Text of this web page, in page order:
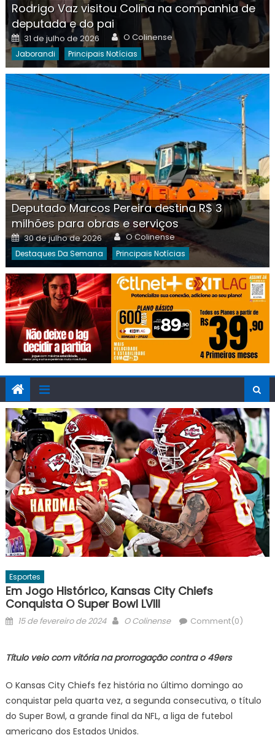
Rodrigo Vaz visitou Colina na companhia de
deputada e do pai
Posted
on
31 de julho de 2026 Author
O Colinense
Jaborandi Principais Notícias
Deputado Marcos Pereira destina R$ 3
milhões para obras e serviços
Posted
on
30 de julho de 2026 Author
O Colinense
Destaques Da Semana Principais Notícias
Esportes
Em Jogo Histórico, Kansas City Chiefs
Conquista O Super Bowl LVIII
Posted
15 de fevereiro de 2024 Author
O Colinense Comment(0)
Título veio com vitória na prorrogação contra o 49ers
O Kansas City Chiefs fez história no último domingo ao
conquistar pela quarta vez, a segunda consecutiva, o título
do Super Bowl, a grande final da NFL, a liga de futebol
americano dos Estados Unidos.